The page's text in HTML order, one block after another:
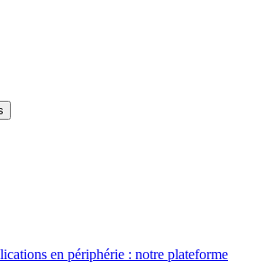
en périphérie : notre plateforme